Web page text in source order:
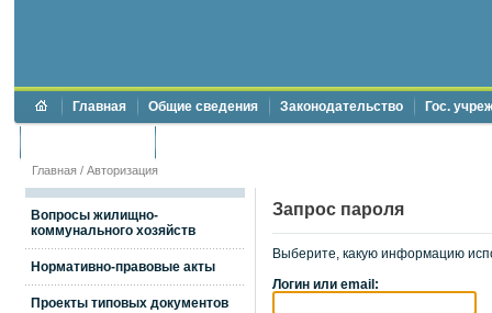
Главная Общие сведения Законодательство Гос.
Главная / Авторизация
Вопросы жилищно-
коммунального хозяйств
Нормативно-правовые акты
Проекты типовых документов
Запрос пароля
Выберите, какую информацию
Логин или email: